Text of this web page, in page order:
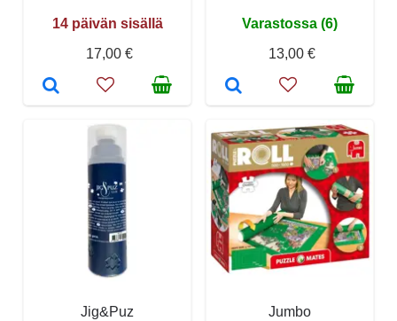
14 päivän sisällä
17,00 €
Varastossa (6)
13,00 €
Jig&Puz Jumbo